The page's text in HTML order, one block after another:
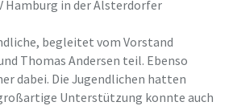
Hamburg in der Alsterdorfer
begleitet vom Vorstand
Thomas Andersen teil. Ebenso
dabei. Die Jugendlichen hatten
Unterstützung konnte auch